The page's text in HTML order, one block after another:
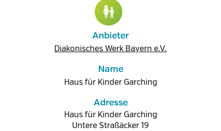
Anbieter
Diakonisches Werk Bayern e.V.
Name
Haus für Kinder Garching
Adresse
Haus für Kinder Garching
Untere Straßäcker 19